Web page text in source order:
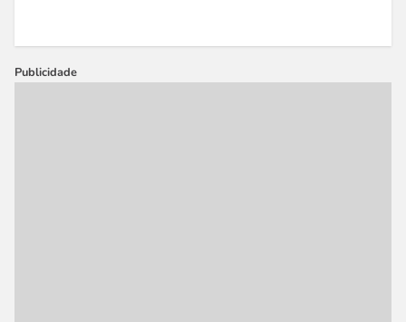
Publicidade